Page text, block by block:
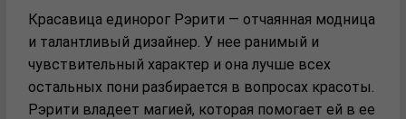
Красавица единорог Рэрити — отчаянная модница
и талантливый дизайнер. У нее ранимый и
чувствительный характер и она лучше всех
остальных пони разбирается в вопросах красоты.
Рэрити владеет магией, которая помогает ей в ее